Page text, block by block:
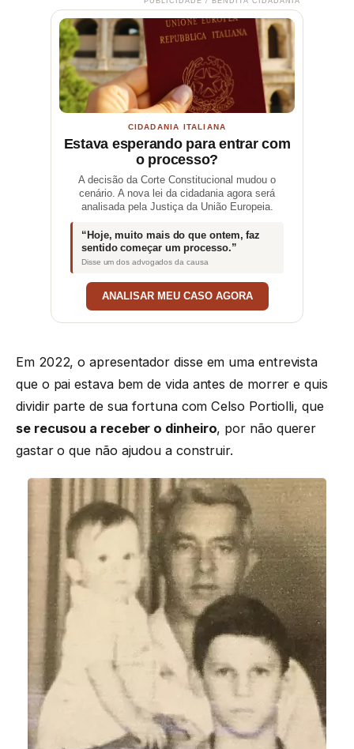
CIDADANIA ITALIANA
Estava esperando para entrar com
o processo?
A decisão da Corte Constitucional mudou o
cenário. A nova lei da cidadania agora será
analisada pela Justiça da União Europeia.
“Hoje, muito mais do que ontem, faz
sentido começar um processo.”
Disse um dos advogados da causa
ANALISAR MEU CASO AGORA
Em 2022, o apresentador disse em uma entrevista
que o pai estava bem de vida antes de morrer e quis
dividir parte de sua fortuna com Celso Portiolli, que
se recusou a receber o dinheiro, por não querer
gastar o que não ajudou a construir.